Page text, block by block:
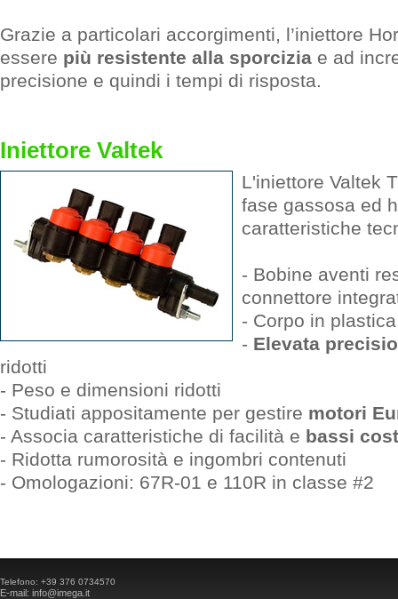
Grazie a particolari accorgimenti, l’iniettore
essere più resistente alla sporcizia e ad
precisione e quindi i tempi di risposta.
Iniettore Valtek
L'iniettore Valtek
fase gassosa ed
caratteristiche
- Bobine aventi
connettore
- Corpo in plastica
- Elevata
ridotti
- Peso e dimensioni ridotti
- Studiati appositamente per gestire motori
- Associa caratteristiche di facilità e bassi
- Ridotta rumorosità e ingombri contenuti
- Omologazioni: 67R-01 e 110R in classe #2
Telefono: +39 376 0734570
E-mail: info@imega.it